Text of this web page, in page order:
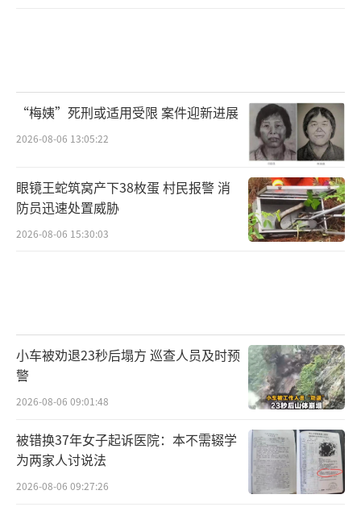
“梅姨”死刑或适用受限 案件迎新进展
2026-08-06 13:05:22
眼镜王蛇筑窝产下38枚蛋 村民报警 消
防员迅速处置威胁
2026-08-06 15:30:03
小车被劝退23秒后塌方 巡查人员及时预
警
2026-08-06 09:01:48
被错换37年女子起诉医院：本不需辍学
为两家人讨说法
2026-08-06 09:27:26